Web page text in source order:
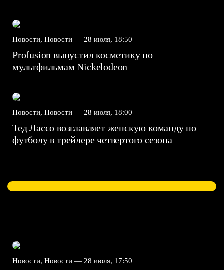
Новости, Новости — 28 июля, 18:50
Profusion выпустил косметику по
мультфильмам Nickelodeon
Новости, Новости — 28 июля, 18:00
Тед Лассо возглавляет женскую команду по
футболу в трейлере четвертого сезона
Новости, Новости — 28 июля, 17:50